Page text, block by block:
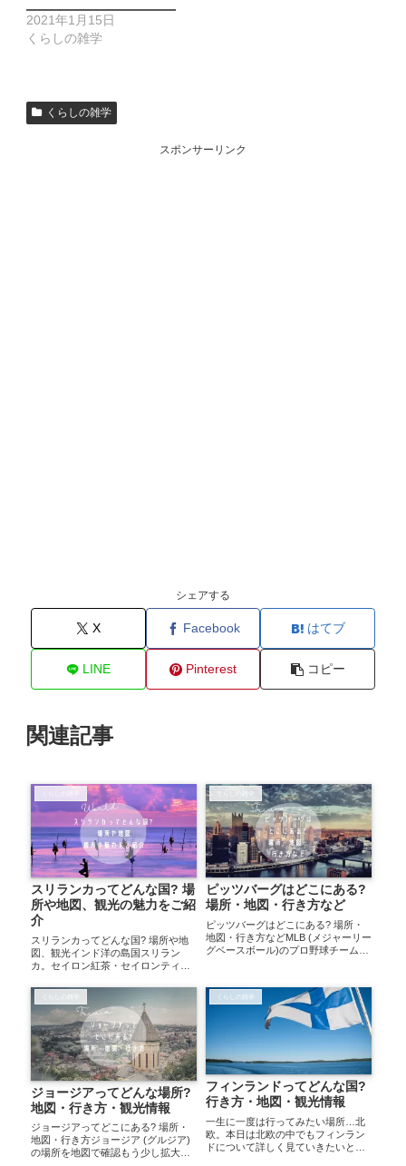
2021年1月15日
くらしの雑学
くらしの雑学
スポンサーリンク
シェアする
X Facebook はてブ
LINE Pinterest コピー
関連記事
スリランカってどんな国? 場
所や地図、観光の魅力をご紹
介
スリランカってどんな国? 場所や地
図、観光インド洋の島国スリラン
カ。セイロン紅茶・セイロンティー
ロナ禍で現在は日本からの渡航が禁
止になっており行くことは叶いませ
んが、魅力を知って気持ちだけでも
海外旅行気分を味...
ピッツバーグはどこにある?
場所・地図・行き方など
ピッツバーグはどこにある? 場所・
地図・行き方などMLB (メジャーリー
グベースボール)のプロ野球チーム
はどんな場所かまとめてみたいと思
います。ピッツバーグの場所を地図
ジョージアってどんな場所?
地図・行き方・観光情報
ジョージアってどこにある? 場所・
地図・行き方ジョージア (グルジア)
の場所を地図で確認もう少し拡大し
くらしの雑学
フィンランドってどんな国?
行き方・地図・観光情報
一生に一度は行ってみたい場所…北
欧。本日は北欧の中でもフィンラン
ドについて詳しく見ていきたいと思